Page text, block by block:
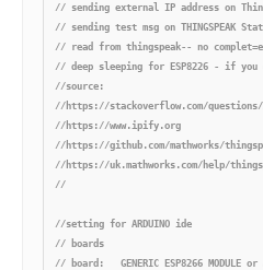
// sending external IP address on
// sending test msg on THINGSPEAK
// read from thingspeak-- no
// deep sleeping for ESP8226 - if you
//source:
//https://stackoverflow.com/
//https://www.ipify.org
//https://github.com/mathworks/
//https://uk.mathworks.com/help/
//
//setting for ARDUINO ide
// boards
// board:   GENERIC ESP8266 MODULE or